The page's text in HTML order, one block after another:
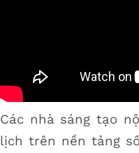
Các nhà sáng tạo
lịch trên nền tảng